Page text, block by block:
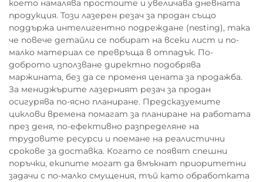
което намалява простоите и увеличава дневната
продукция. Този лазерен резач за продан също
поддържа интелигентно подреждане (nesting), така
че повече детайли се побират на всеки лист и по-
малко материал се превръща в отпадък. По-
доброто използване директно подобрява
маржината, без да се променя цената за продажба.
За мениджърите лазерният резач за продан
осигурява по-ясно планиране. Предсказуемите
циклови времена помагат за планиране на работата
през деня, по-ефективно разпределяне на
трудовите ресурси и поемане на реалистични
срокове за доставка. Когато се появят спешни
поръчки, екипите могат да вмъкнат приоритетни
задачи с по-малко смущения, тъй като обработката